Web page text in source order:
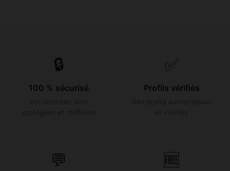
🔒
100 % sécurisé
✅
Profils vérifiés
💬 🆓